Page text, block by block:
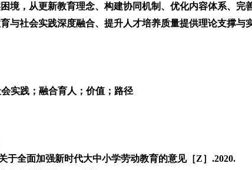
境，从更新教育理念、构建协同机制、优化内容体系、完
与社会实践深度融合、提升人才培养质量提供理论支撑与
实践；融合育人；价值；路径
于全面加强新时代大中小学劳动教育的意见［Z］.2020.